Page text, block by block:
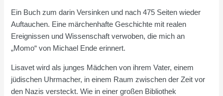
Ein Buch zum darin Versinken und nach 475 Seiten wieder
Auftauchen. Eine märchenhafte Geschichte mit realen
Ereignissen und Wissenschaft verwoben, die mich an
„Momo“ von Michael Ende erinnert.
Lisavet wird als junges Mädchen von ihrem Vater, einem
jüdischen Uhrmacher, in einem Raum zwischen der Zeit vor
den Nazis versteckt. Wie in einer großen Bibliothek